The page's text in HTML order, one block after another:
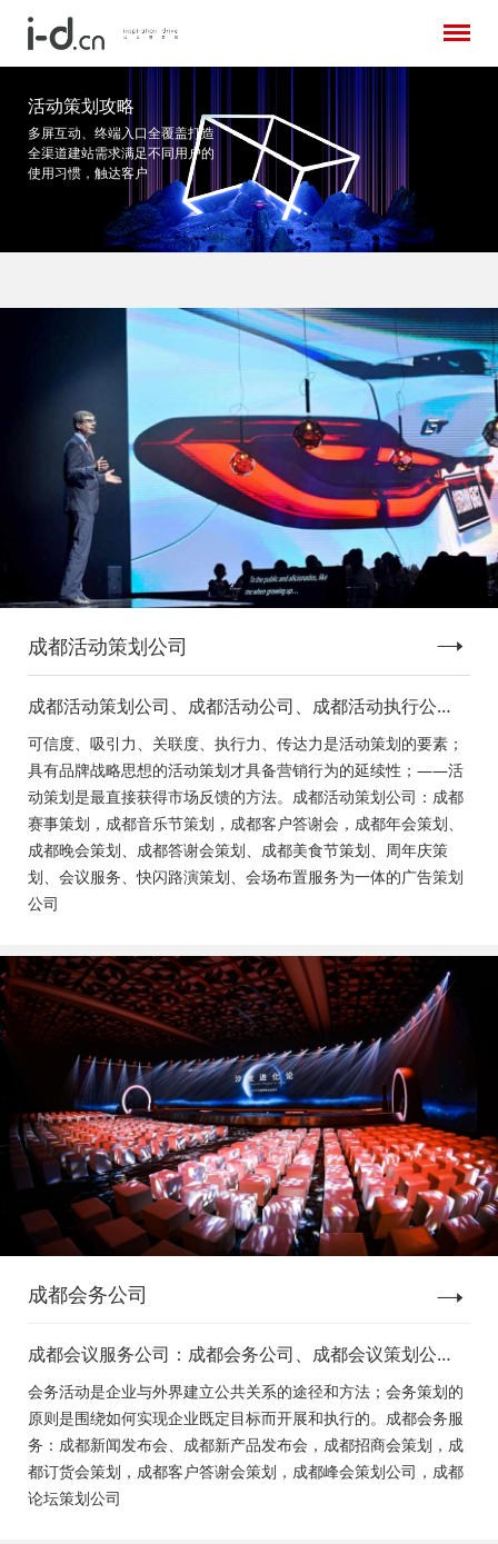
活动策划攻略
多屏互动、终端入口全覆盖打造
全渠道建站需求满足不同用户的
使用习惯，触达客户
成都活动策划公司
成都活动策划公司、成都活动公司、成都活动执行公
司、成都庆典活动策划公司、成都发布会策划公司、成
都音乐节策划公司、成都年会活动策划
可信度、吸引力、关联度、执行力、传达力是活动策划的要素；
具有品牌战略思想的活动策划才具备营销行为的延续性；——活
动策划是最直接获得市场反馈的方法。成都活动策划公司：成都
赛事策划，成都音乐节策划，成都客户答谢会，成都年会策划、
成都晚会策划、成都答谢会策划、成都美食节策划、周年庆策
划、会议服务、快闪路演策划、会场布置服务为一体的广告策划
公司
成都会务公司
成都会议服务公司：成都会务公司、成都会议策划公
司、成都新闻发布会策划、成都新产品发布会策划、成
都经销商会议策划、成都招商会策划、成都订货会策
划、成都颁奖会策划、成都客户答谢会策划、成都高峰
论坛策划公司、成都年会策划、成都会议活动策划
会务活动是企业与外界建立公共关系的途径和方法；会务策划的
原则是围绕如何实现企业既定目标而开展和执行的。成都会务服
务：成都新闻发布会、成都新产品发布会，成都招商会策划，成
都订货会策划，成都客户答谢会策划，成都峰会策划公司，成都
论坛策划公司